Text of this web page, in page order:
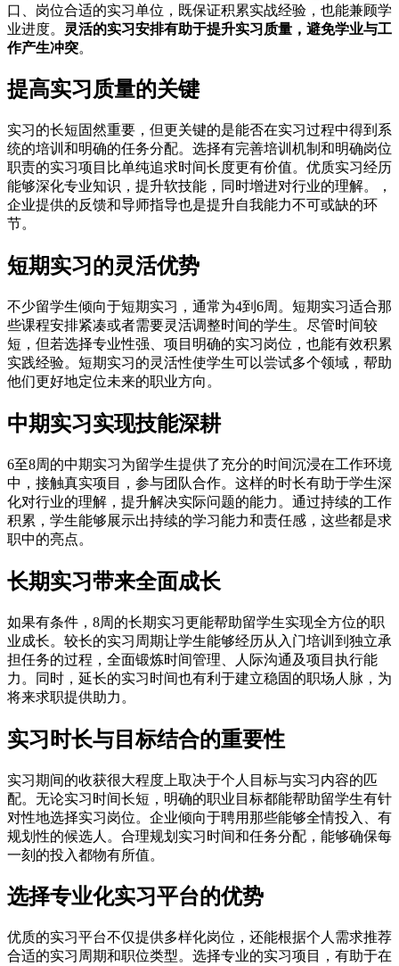
口、岗位合适的实习单位，既保证积累实战经验，也能兼顾学
业进度。
灵活的实习安排有助于提升实习质量，避免学业与工
作产生冲突。
提高实习质量的关键
实习的长短固然重要，但更关键的是能否在实习过程中得到系
统的培训和明确的任务分配。选择有完善培训机制和明确岗位
职责的实习项目比单纯追求时间长度更有价值。优质实习经历
能够深化专业知识，提升软技能，同时增进对行业的理解。，
企业提供的反馈和导师指导也是提升自我能力不可或缺的环
节。
短期实习的灵活优势
不少留学生倾向于短期实习，通常为4到6周。短期实习适合那
些课程安排紧凑或者需要灵活调整时间的学生。尽管时间较
短，但若选择专业性强、项目明确的实习岗位，也能有效积累
实践经验。短期实习的灵活性使学生可以尝试多个领域，帮助
他们更好地定位未来的职业方向。
中期实习实现技能深耕
6至8周的中期实习为留学生提供了充分的时间沉浸在工作环境
中，接触真实项目，参与团队合作。这样的时长有助于学生深
化对行业的理解，提升解决实际问题的能力。通过持续的工作
积累，学生能够展示出持续的学习能力和责任感，这些都是求
职中的亮点。
长期实习带来全面成长
如果有条件，8周的长期实习更能帮助留学生实现全方位的职
业成长。较长的实习周期让学生能够经历从入门培训到独立承
担任务的过程，全面锻炼时间管理、人际沟通及项目执行能
力。同时，延长的实习时间也有利于建立稳固的职场人脉，为
将来求职提供助力。
实习时长与目标结合的重要性
实习期间的收获很大程度上取决于个人目标与实习内容的匹
配。无论实习时间长短，明确的职业目标都能帮助留学生有针
对性地选择实习岗位。企业倾向于聘用那些能够全情投入、有
规划性的候选人。合理规划实习时间和任务分配，能够确保每
一刻的投入都物有所值。
选择专业化实习平台的优势
优质的实习平台不仅提供多样化岗位，还能根据个人需求推荐
合适的实习周期和职位类型。选择专业的实习项目，有助于在